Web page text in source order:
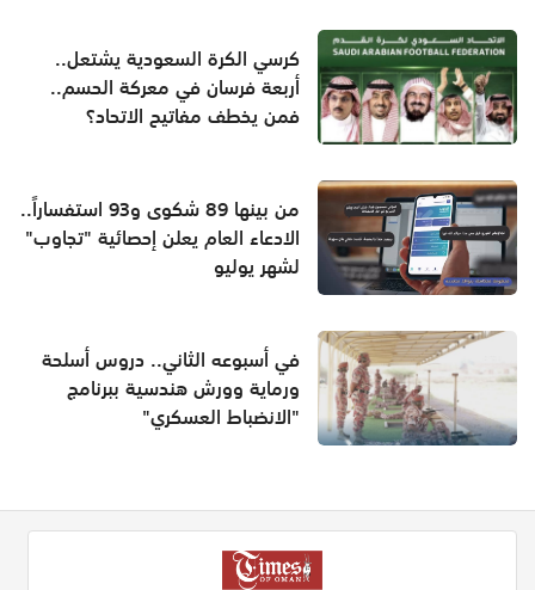
كرسي الكرة السعودية يشتعل..
أربعة فرسان في معركة الحسم..
فمن يخطف مفاتيح الاتحاد؟
من بينها 89 شكوى و93 استفساراً..
الادعاء العام يعلن إحصائية "تجاوب"
لشهر يوليو
في أسبوعه الثاني.. دروس أسلحة
ورماية وورش هندسية ببرنامج
"الانضباط العسكري"